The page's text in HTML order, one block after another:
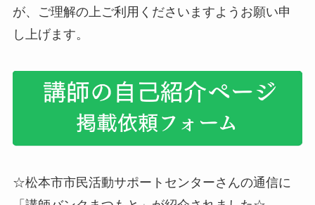
が、ご理解の上ご利用くださいますようお願い申
し上げます。
☆松本市市民活動サポートセンターさんの通信に